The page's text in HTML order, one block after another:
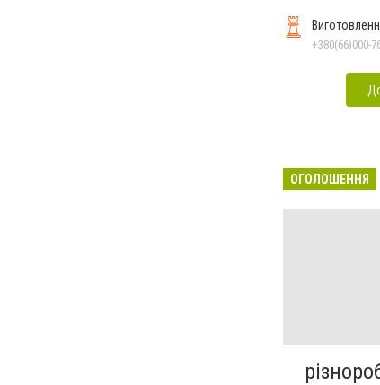
+380(66)000-
ОГОЛОШЕННЯ